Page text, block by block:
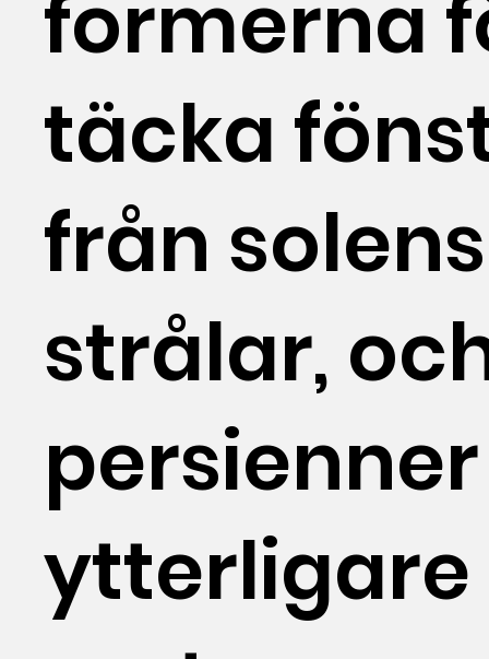
formerna
täcka
från solens
strålar,
ytterligare